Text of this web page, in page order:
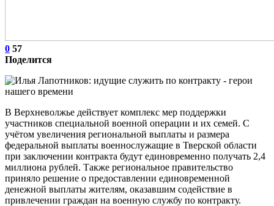
0 57
Поделится
В Верхневолжье действует комплекс мер поддержки
участников специальной военной операции и их семей. С
учётом увеличения региональной выплаты и размера
федеральной выплаты военнослужащие в Тверской области
при заключении контракта будут единовременно получать 2,4
миллиона рублей. Также региональное правительство
приняло решение о предоставлении единовременной
денежной выплаты жителям, оказавшим содействие в
привлечении граждан на военную службу по контракту.